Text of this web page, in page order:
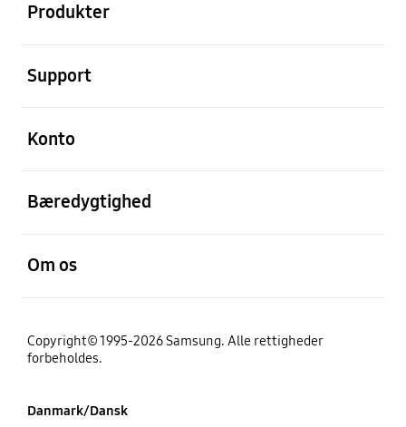
Produkter
Support
Konto
Bæredygtighed
Om os
Copyright© 1995-2026 Samsung. Alle rettigheder
forbeholdes.
Danmark/Dansk